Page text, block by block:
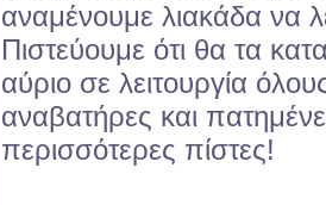
αναμένουμε λιακάδα να
Πιστεύουμε ότι θα τα
αύριο σε λειτουργία
αναβατήρες και
περισσότερες πίστες!